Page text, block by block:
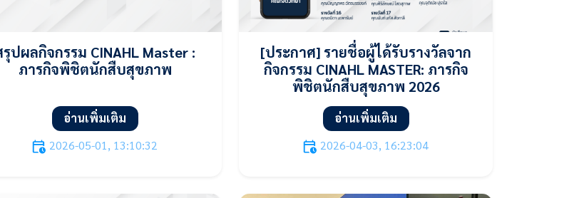
ปผลกิจกรรม CINAHL Master :
ภารกิจพิชิตนักสืบสุขภาพ
อ่านเพิ่มเติม
2026-05-01, 13:10:32
[ประกาศ] รายชื่อผู้ได้รับรางวัลจาก
กิจกรรม CINAHL MASTER: ภารกิจ
พิชิตนักสืบสุขภาพ 2026
อ่านเพิ่มเติม
2026-04-03, 16:23:04